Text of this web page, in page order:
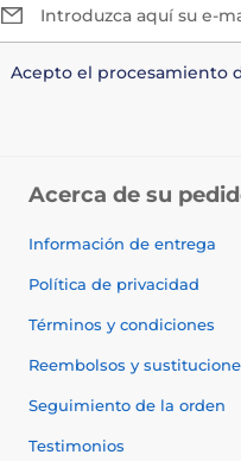
Introduzca aquí su e-
Acepto el procesamiento
Acerca de su
Información de entrega
Política de privacidad
Términos y condiciones
Reembolsos y
Seguimiento de la orden
Testimonios